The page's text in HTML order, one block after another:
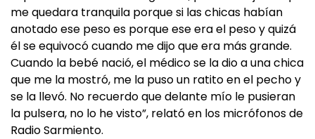
me quedara tranquila porque si las chicas habían
anotado ese peso es porque ese era el peso y quizá
él se equivocó cuando me dijo que era más grande.
Cuando la bebé nació, el médico se la dio a una chica
que me la mostró, me la puso un ratito en el pecho y
se la llevó. No recuerdo que delante mío le pusieran
la pulsera, no lo he visto”, relató en los micrófonos de
Radio Sarmiento.